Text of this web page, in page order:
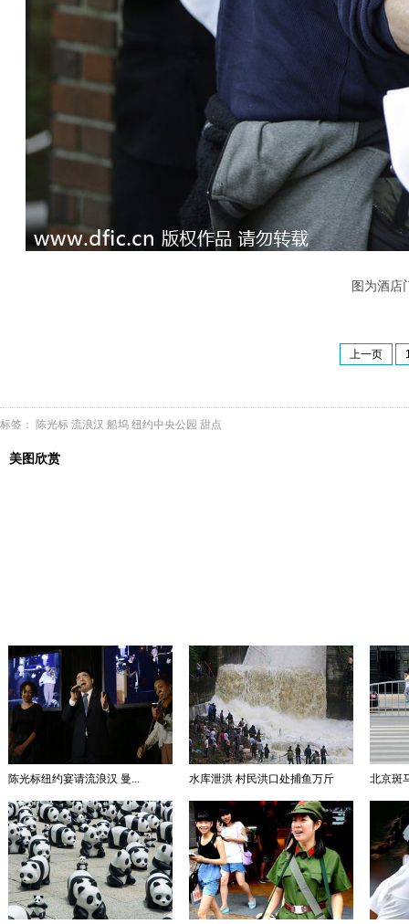
图为酒店门
上一页
标签： 陈光标 流浪汉 船坞 纽约中央公园 甜点
美图欣赏
陈光标纽约宴请流浪汉 曼... 水库泄洪 村民洪口处捕鱼万斤 北京斑